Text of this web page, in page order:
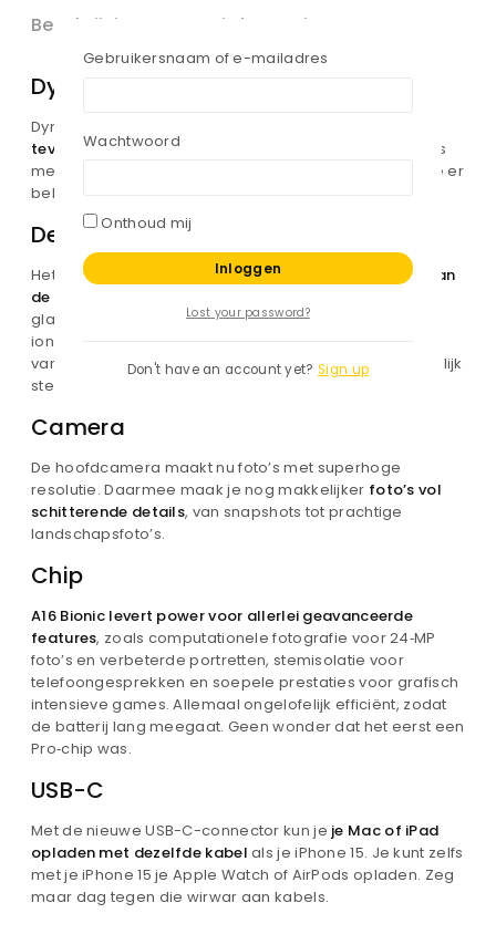
Beschrijving Extra informatie
Dynamic Island
Dynamic Island
tevoorschijn, zodat je die niet mist als je ergens anders
mee bezig bent. Je kunt je muziek bedienen, kijken wie er
belt, de status van je vlucht checken en nog veel meer.
Design
Het innovatieve nieuwe design valt op door het
glas aan
de achterkant dat door en door gekleurd is
glas is een speciaal proces voor tweevoudige
ionenuitwisseling gebruikt en de behuizing is gemaakt
van hoogwaardig aluminium. iPhone 15 is dus ongelofelijk
stevig.
Camera
De hoofdcamera maakt nu foto’s met superhoge
resolutie. Daarmee maak je nog makkelijker foto’s vol
schitterende details, van snapshots tot prachtige
landschapsfoto’s.
Chip
A16 Bionic levert power voor allerlei geavanceerde
features, zoals computationele fotografie voor 24‑MP
foto’s en verbeterde portretten, stemisolatie voor
telefoon­gesprekken en soepele prestaties voor grafisch
intensieve games. Allemaal ongelofelijk efficiënt, zodat
de batterij lang meegaat. Geen wonder dat het eerst een
Pro‑chip was.
USB-C
Met de nieuwe USB-C-connector kun je je Mac of iPad
opladen met dezelfde kabel als je iPhone 15. Je kunt zelfs
met je iPhone 15 je Apple Watch of AirPods opladen. Zeg
maar dag tegen die wirwar aan kabels.
Gebruikersnaam of e-mailadres
Wachtwoord
Onthoud mij
Lost your password?
Don't have an account yet? Sign up